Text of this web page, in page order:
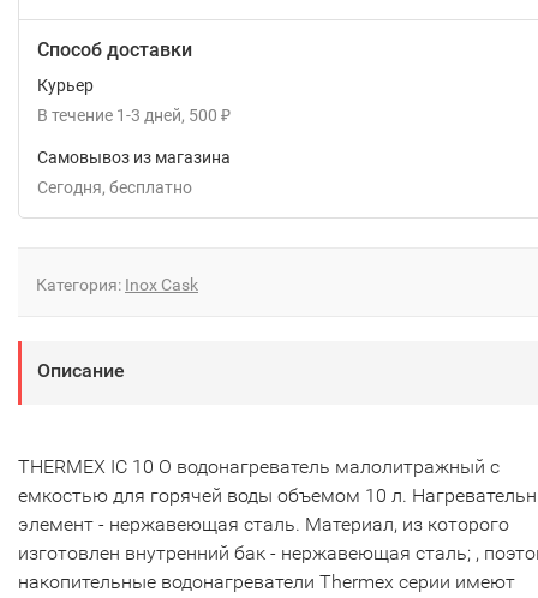
Способ доставки
Курьер
В течение 1-3 дней 500 ₽
Самовывоз из магазина
Сегодня
Бесплатно
Категория: Inox Cask
Описание
THERMEX IC 10 O водонагреватель малолитражный с
емкостью для горячей воды объемом 10 л.
элемент - нержавеющая сталь. Материал, из которого
изготовлен внутренний бак - нержавеющая сталь; ,
накопительные водонагреватели Thermex серии имеют